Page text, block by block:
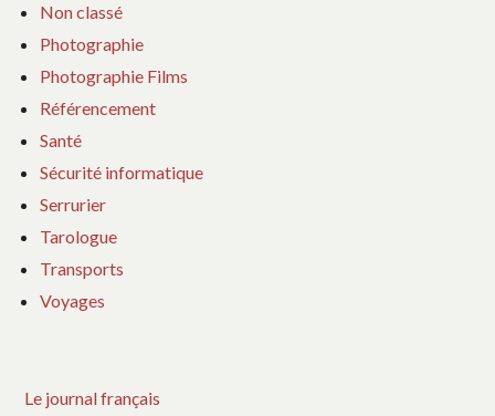
Non classé
Photographie
Photographie Films
Référencement
Santé
Sécurité informatique
Serrurier
Tarologue
Transports
Voyages
Le journal français